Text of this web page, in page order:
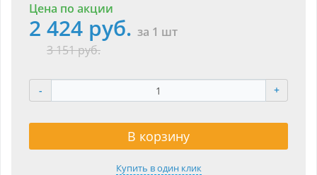
Цена по акции
2 424 руб. за 1 шт
3 151 руб.
- +
В корзину
Купить в один клик